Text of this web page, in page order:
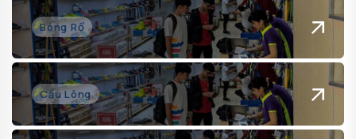
Bóng Rổ
Cầu Lông